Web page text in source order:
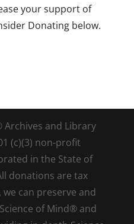
your support of
Donating below.
Archives and Library
(c)(3) non-profit
in the State of
donations are tax
can preserve and
of Mind® and